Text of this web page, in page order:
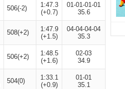
506(-2)
1:47.3
(+0.7)
01-01-01-01
35.6
508(+2)
1:47.9
(+1.5)
04-04-04-04
35.3
506(+2)
1:48.5
(+1.6)
02-03
34.9
504(0)
1:33.1
(+0.9)
01-01
35.1